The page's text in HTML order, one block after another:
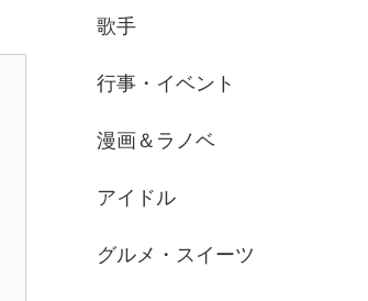
歌手
行事・イベント
漫画＆ラノベ
アイドル
グルメ・スイーツ